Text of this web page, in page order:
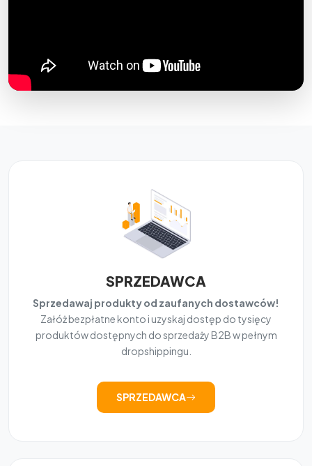
SPRZEDAWCA
Sprzedawaj produkty od zaufanych dostawców!
Załóż bezpłatne konto i uzyskaj dostęp do tysięcy
produktów dostępnych do sprzedaży B2B w pełnym
dropshippingu.
SPRZEDAWCA